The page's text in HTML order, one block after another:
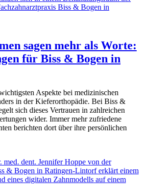
sagen mehr als Worte:
für Biss & Bogen in
Aspekte bei medizinischen
in der Kieferorthopädie. Bei Biss &
sich dieses Vertrauen in zahlreichen
wider. Immer mehr zufriedene
berichten dort über ihre persönlichen